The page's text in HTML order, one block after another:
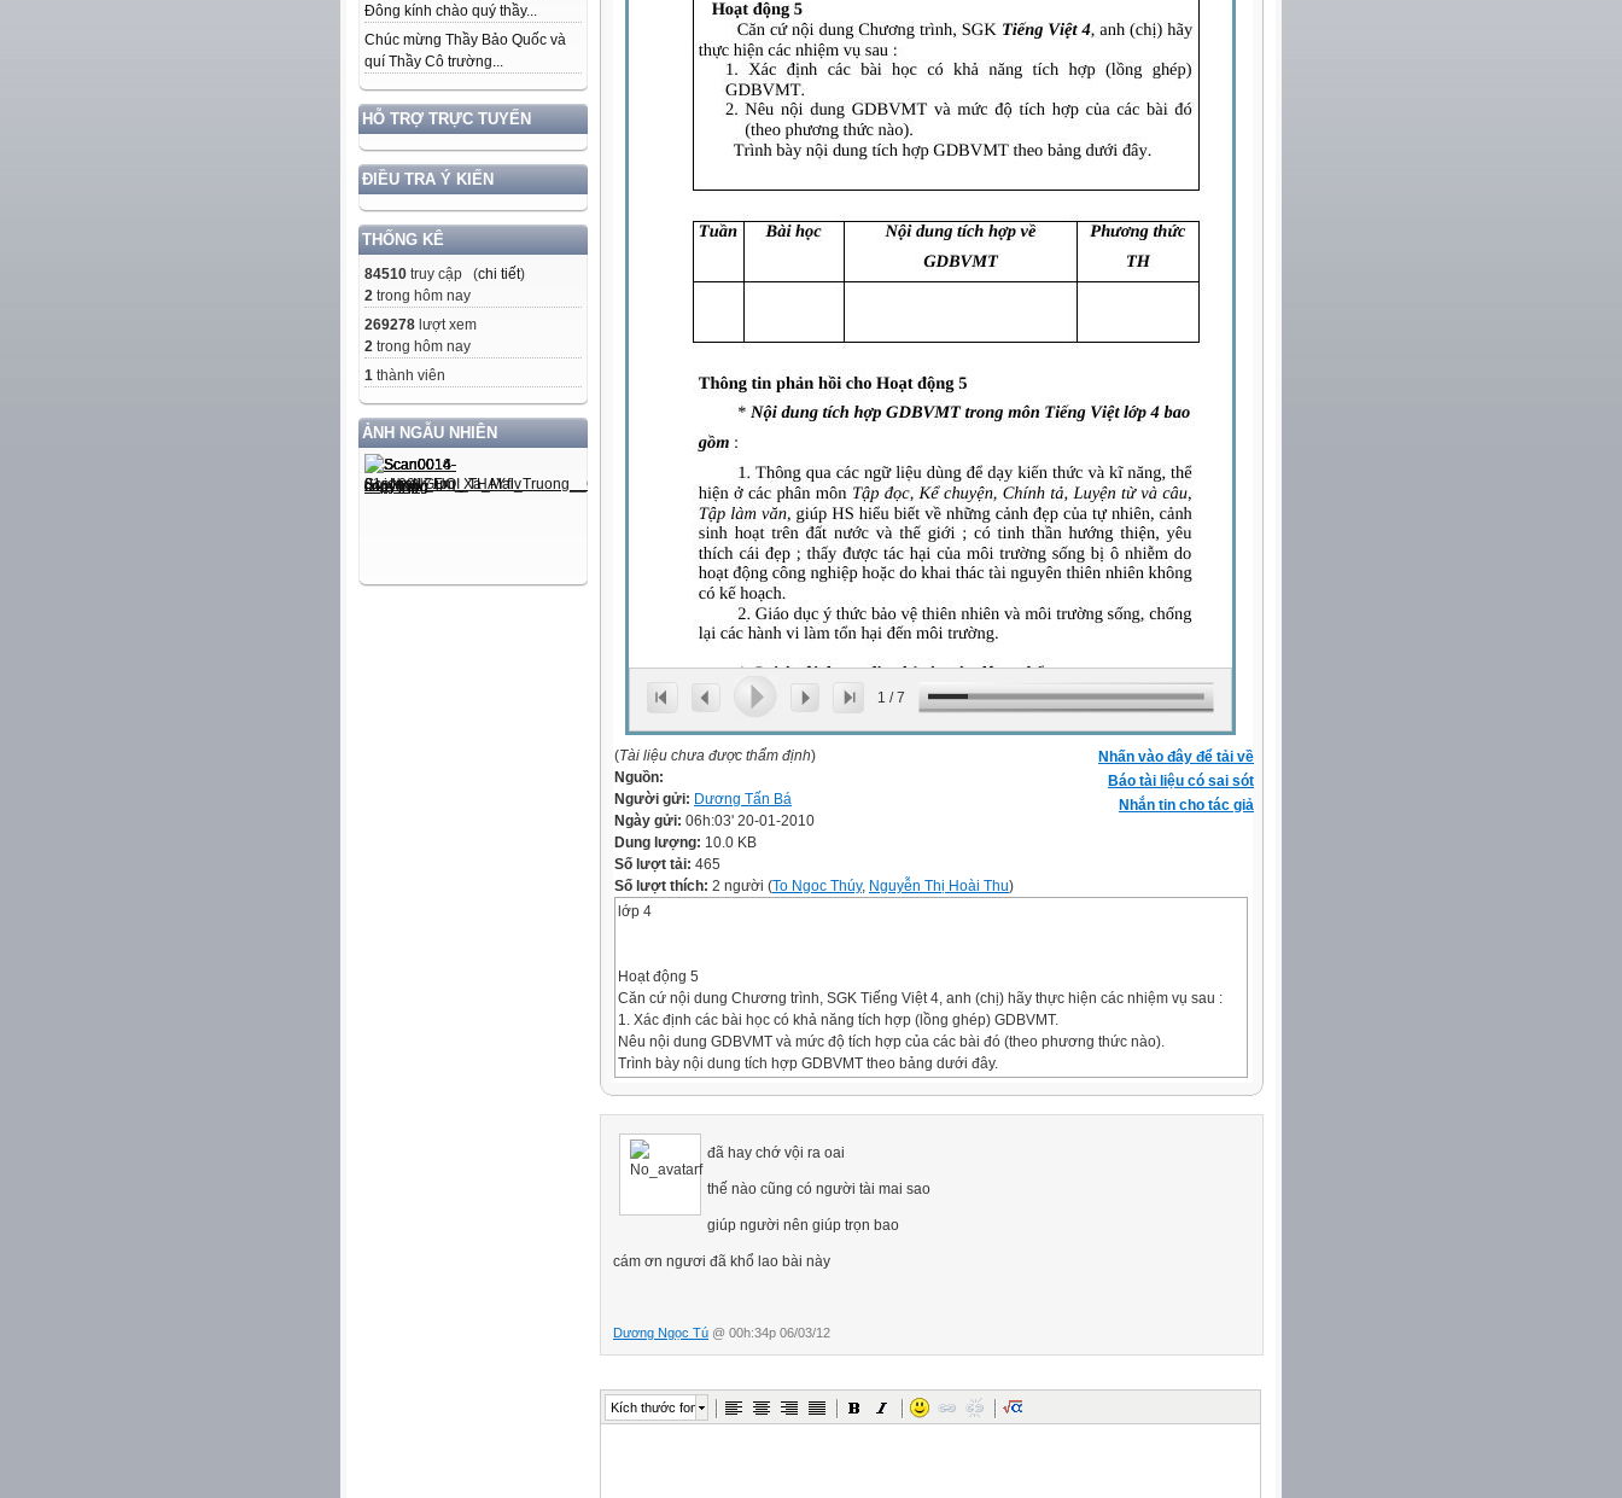
Đông kính chào quý thầy...
Chúc mừng Thầy Bảo Quốc và
quí Thầy Cô trường...
HỖ TRỢ TRỰC TUYẾN
ĐIỀU TRA Ý KIẾN
THỐNG KÊ
84510 truy cập (chi tiết)
2 trong hôm nay
269278 lượt xem
2 trong hôm nay
1 thành viên
ẢNH NGẪU NHIÊN
1 /7
Nhấn vào đây để tải về
Báo tài liệu có sai sót
Nhắn tin cho tác giả
(Tài liệu chưa được thẩm định)
Nguồn:
Người gửi: Dương Tấn Bá
Ngày gửi: 06h:03' 20-01-2010
Dung lượng: 10.0 KB
Số lượt tải: 465
Số lượt thích: 2 người (To Ngoc Thúy, Nguyễn Thị Hoài Thu)
lớp 4
Hoạt động 5
Căn cứ nội dung Chương trình, SGK Tiếng Việt 4, anh (chị) hãy thực hiện các nhiệm vụ sau :
1. Xác định các bài học có khả năng tích hợp (lồng ghép) GDBVMT.
Nêu nội dung GDBVMT và mức độ tích hợp của các bài đó (theo phương thức nào).
Trình bày nội dung tích hợp GDBVMT theo bảng dưới đây.
Tuần
Bài học
Nội dung tích hợp về GDBVMT
Phương thức TH



Thông tin phản hồi cho Hoạt động 5
đã hay chớ vội ra oai
thế nào cũng có người tài mai sao
giúp người nên giúp trọn bao
cám ơn ngươi đã khổ lao bài này
Dương Ngọc Tú @ 00h:34p 06/03/12
Kích thước font